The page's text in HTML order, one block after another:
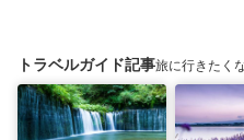
トラベルガイド記事旅に行きたく